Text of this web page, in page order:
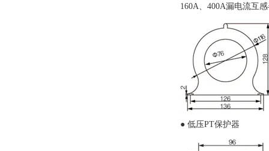
160A、400A漏电流互
● 低压PT保护器